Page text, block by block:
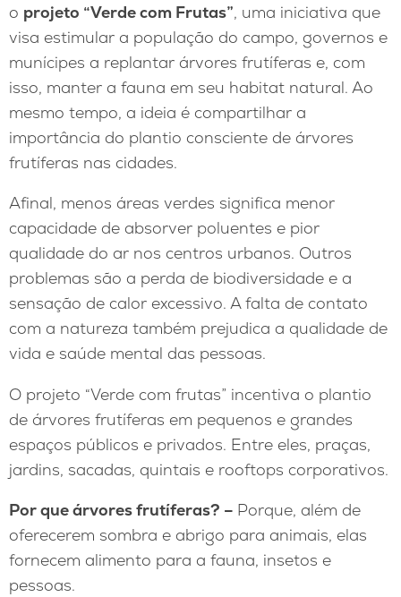
o projeto “Verde com Frutas”, uma iniciativa que
visa estimular a população do campo, governos e
munícipes a replantar árvores frutíferas e, com
isso, manter a fauna em seu habitat natural. Ao
mesmo tempo, a ideia é compartilhar a
importância do plantio consciente de árvores
frutíferas nas cidades.
Afinal, menos áreas verdes significa menor
capacidade de absorver poluentes e pior
qualidade do ar nos centros urbanos. Outros
problemas são a perda de biodiversidade e a
sensação de calor excessivo. A falta de contato
com a natureza também prejudica a qualidade de
vida e saúde mental das pessoas.
O projeto “Verde com frutas” incentiva o plantio
de árvores frutíferas em pequenos e grandes
espaços públicos e privados. Entre eles, praças,
jardins, sacadas, quintais e rooftops corporativos.
Por que árvores frutíferas? – Porque, além de
oferecerem sombra e abrigo para animais, elas
fornecem alimento para a fauna, insetos e
pessoas.